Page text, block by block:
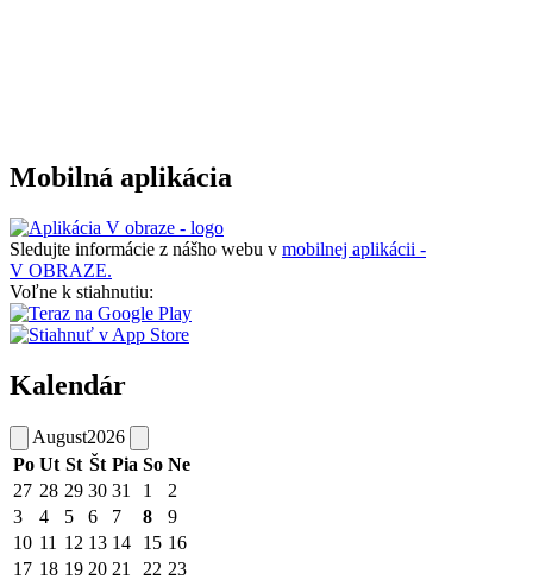
Mobilná aplikácia
Sledujte informácie z nášho webu v mobilnej aplikácii -
V OBRAZE.
Voľne k stiahnutiu:
Kalendár
August2026
Po Ut St Št Pia So Ne
27 28 29 30 31 1
2
3
4 5 6 7 8
9
10 11 12 13 14 15 16
17 18 19 20 21 22 23